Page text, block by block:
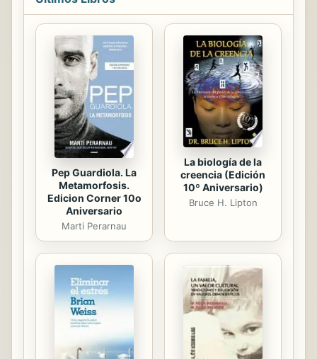
su mujer y al amante de ésta. Para
Haller se trata de una gran
oportunidad, dada la importancia del
caso, y está dispuesto a casi todo a
pesar del riesgo que éste implica, ya
que es más que probable que el
asesino de Vincent pueda ir a por él.
Cuando Harry Bosch interviene en
la...
Pep Guardiola. La
Metamorfosis.
Edicion Corner 10o
Aniversario
Marti Perarnau
La biología de la
creencia (Edición
10º Aniversario)
Bruce H. Lipton